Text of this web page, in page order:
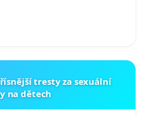
tresty za sexuální
na dětech